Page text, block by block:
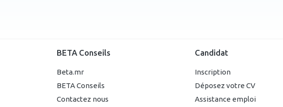
BETA Conseils
Beta.mr
BETA Conseils
Contactez nous
Candidat
Inscription
Déposez votre CV
Assistance emploi